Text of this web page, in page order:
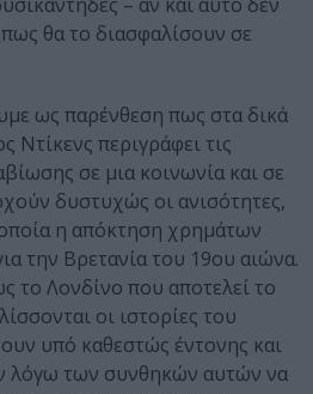
θα το διασφαλίσουν σε
ως παρένθεση πως στα δικά
Ντίκενς περιγράφει τις
σε μια κοινωνία και σε
δυστυχώς οι ανισότητες,
η απόκτηση χρημάτων
την Βρετανία του 19ου αιώνα.
το Λονδίνο που αποτελεί το
οι ιστορίες του
υπό καθεστώς έντονης και
λόγω των συνθηκών αυτών να